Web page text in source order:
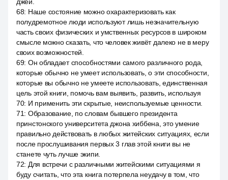
68: Наше состояние можно охарактеризовать как
полудремотное люди используют лишь незначительную
часть своих физических и умственных ресурсов в широком
смысле можно сказать, что человек живёт далеко не в меру
своих возможностей.
69: Он обладает способностями самого различного рода,
которые обычно не умеет использовать, о эти способности,
которые вы обычно не умеете использовать, единственная
цель этой книги, помочь вам выявить, развить, используя
70: И применить эти скрытые, неиспользуемые ценности.
71: Образование, по словам бывшего президента
принстонского университета джона хиббена, это умение
правильно действовать в любых житейских ситуациях, если
после прослушивания первых 3 глав этой книги вы не
станете чуть лучше экипи.
72: Для встречи с различными житейскими ситуациями я
буду считать, что эта книга потерпела неудачу в том, что